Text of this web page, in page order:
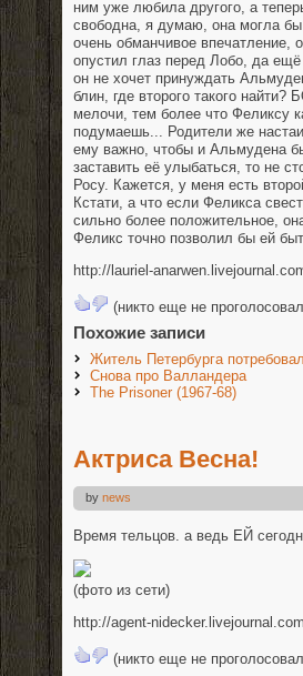
ним уже любила другого, а
свободна, я думаю, она могла
очень обманчивое впечатление,
опустил глаз перед Лобо, да
он не хочет принуждать
блин, где второго такого
мелочи, тем более что Феликсу
подумаешь... Родители же
ему важно, чтобы и Альмудена
заставить её улыбаться, то не
Росу. Кажется, у меня есть
Кстати, а что если Феликса
сильно более положительное,
Феликс точно позволил бы ей
http://lauriel-
(никто еще не
Похожие записи
Житель Петербурга
Снова про Валландера
The Prisoner (1967-68)
Актриса Весна!
by news
Время тельцов. а ведь ЕЙ
(фото из сети)
http://agent-
(никто еще не